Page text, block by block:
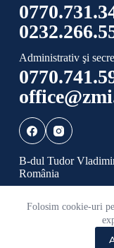
Folosim cookie-uri
Administrativ şi
B-dul Tudor
România
2026 Toate
Politică de